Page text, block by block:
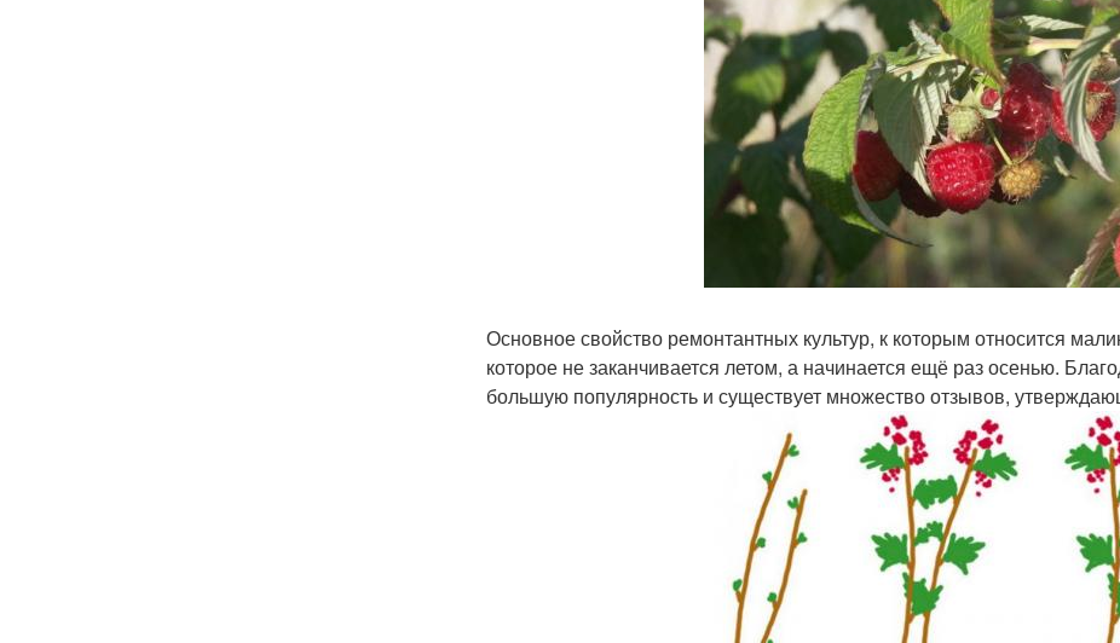
Основное свойство ремонтантных культур, к которым относится
которое не заканчивается летом, а начинается ещё раз осенью.
большую популярность и существует множество отзывов,